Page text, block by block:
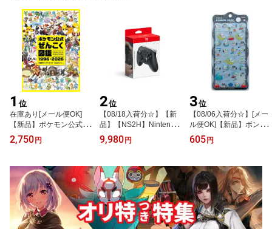
1 位
在庫あり[メール便OK]
【新品】ポケモン公式ぜ
んこく図鑑 1996-2026/
ポケットモンスター ポ
2,750 円
2位
【08/18入荷分☆】【新
品】【NS2H】Nintendo
Switch 2 Proコントロー
ラー
9,980 円
3位
【08/06入荷分☆】[メー
ル便OK]【新品】ボンボ
ンドロップシール churuk
ira スヌーピー 変装
605 円